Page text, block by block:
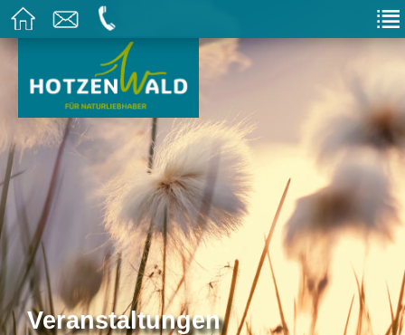
Veranstaltungen